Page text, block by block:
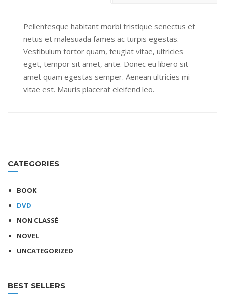
Pellentesque habitant morbi tristique senectus et
netus et malesuada fames ac turpis egestas.
Vestibulum tortor quam, feugiat vitae, ultricies
eget, tempor sit amet, ante. Donec eu libero sit
amet quam egestas semper. Aenean ultricies mi
vitae est. Mauris placerat eleifend leo.
CATEGORIES
BOOK
DVD
NON CLASSÉ
NOVEL
UNCATEGORIZED
BEST SELLERS